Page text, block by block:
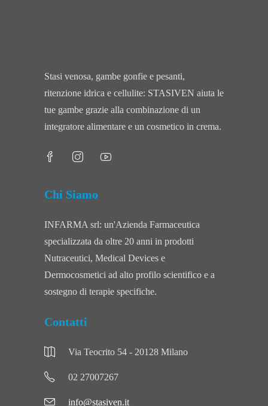
Stasi venosa, gambe gonfie e pesanti,
ritenzione idrica e cellulite: STASIVEN aiuta le
tue gambe grazie alla combinazione di un
integratore alimentare e un cosmetico in crema.
Chi Siamo
INFARMA srl: un'Azienda Farmaceutica
specializzata da oltre 20 anni in prodotti
Nutraceutici, Medical Devices e
Dermocosmetici ad alto profilo scientifico e a
sostegno di terapie specifiche.
Contatti
Via Teocrito 54 - 20128 Milano
02 27007267
info@stasiven.it